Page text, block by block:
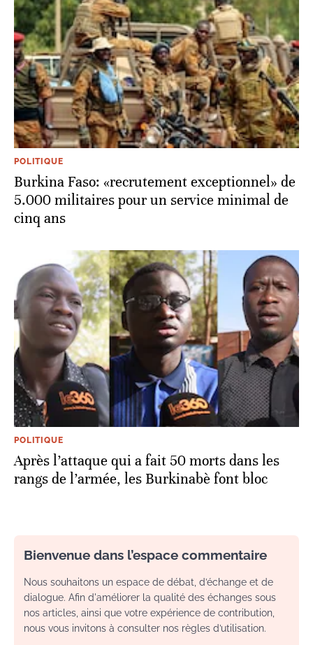
POLITIQUE
Burkina Faso: «recrutement exceptionnel» de
5.000 militaires pour un service minimal de
cinq ans
POLITIQUE
Après l’attaque qui a fait 50 morts dans les
rangs de l’armée, les Burkinabè font bloc
Bienvenue dans l’espace commentaire
Nous souhaitons un espace de débat, d’échange et de
dialogue. Afin d'améliorer la qualité des échanges sous
nos articles, ainsi que votre expérience de contribution,
nous vous invitons à consulter nos règles d’utilisation.